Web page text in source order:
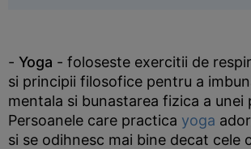
- Yoga - foloseste exercitii de
si principii filosofice pentru a
mentala si bunastarea fizica a unei
Persoanele care practica yoga
si se odihnesc mai bine decat cele